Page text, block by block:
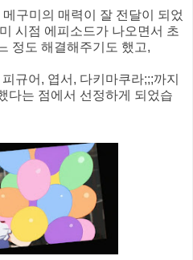
구미의 매력이 잘 전달이 되었
시점 에피소드가 나오면서 초
정도 해결해주기도 했고,
규어, 엽서, 다키마쿠라;;;까지
다는 점에서 선정하게 되었습